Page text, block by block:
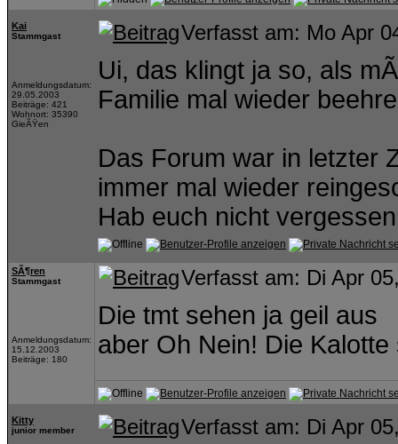
Kai
Stammgast
Anmeldungsdatum:
29.05.2003
Beiträge: 421
Wohnort: 35390
GieÃŸen
Verfasst am: Mo Apr
Ui, das klingt ja so, als
Familie mal wieder
Das Forum war in letzter
immer mal wieder
Hab euch nicht
SÃ¶ren
Stammgast
Anmeldungsdatum:
15.12.2003
Beiträge: 180
Verfasst am: Di Apr
Die tmt sehen ja geil aus
aber Oh Nein! Die
Kitty
junior member Verfasst am: Di Apr